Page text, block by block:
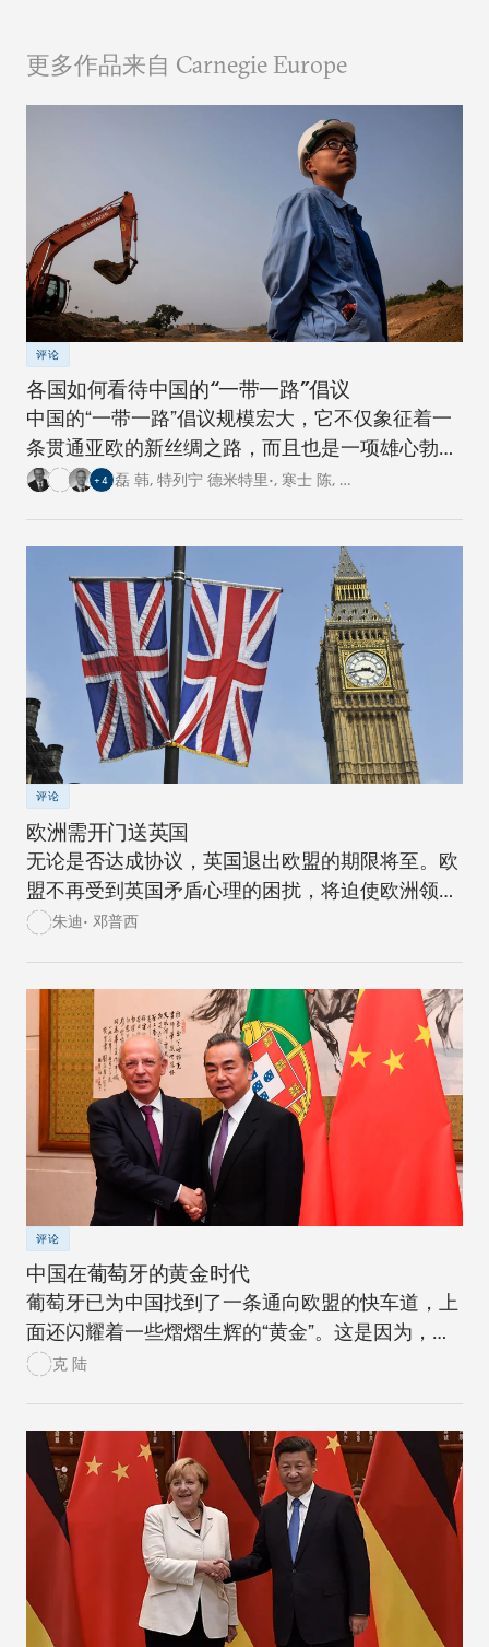
更多作品来自 Carnegie Europe
评论
各国如何看待中国的“一带一路”倡议
中国的“一带一路”倡议规模宏大，它不仅象征着一
条贯通亚欧的新丝绸之路，而且也是一项雄心勃勃
的跨国基础设施建设工程。对此，卡内基四个研究
+4 磊 韩, 特列宁 德米特里•, 寒士 陈, …
评论
欧洲需开门送英国
无论是否达成协议，英国退出欧盟的期限将至。欧
盟不再受到英国矛盾心理的困扰，将迫使欧洲领导
人为自己的命运做出决策。
朱迪• 邓普西
评论
中国在葡萄牙的黄金时代
葡萄牙已为中国找到了一条通向欧盟的快车道，上
面还闪耀着一些熠熠生辉的“黄金”。这是因为，葡
萄牙目前在中国的欧盟地缘经济战略中占据核心地
克 陆